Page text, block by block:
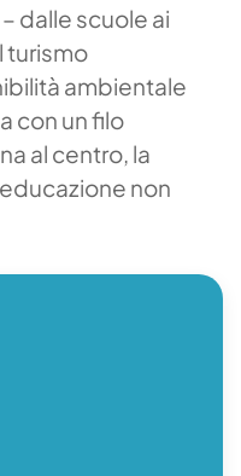
dalle scuole ai
turismo
ambientale
con un filo
al centro, la
non